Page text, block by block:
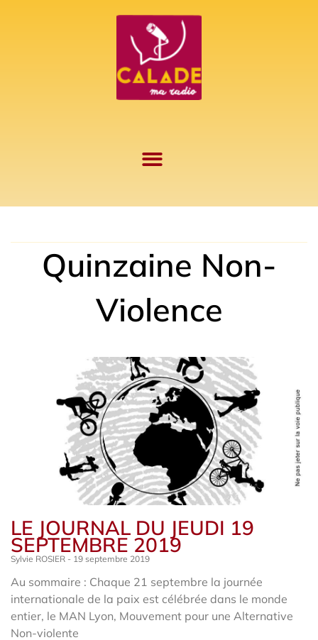
Quinzaine Non-
Violence
LE JOURNAL DU JEUDI 19
SEPTEMBRE 2019
Sylvie ROSIER 19 septembre 2019
Au sommaire : Chaque 21 septembre la journée
internationale de la paix est célébrée dans le monde
entier, le MAN Lyon, Mouvement pour une Alternative
Non-violente